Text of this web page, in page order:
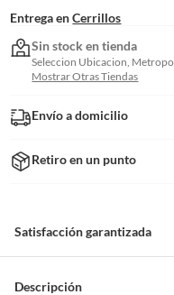
Entrega en Cerrillos
Sin stock en tienda
Seleccion Ubicacion,
Mostrar Otras Tiendas
Envío a domicilio
Retiro en un punto
Satisfacción garantizada
de la compra.
Descripción